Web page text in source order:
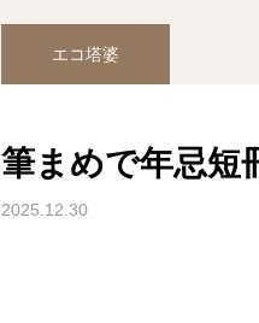
エコ塔婆
筆まめで年忌短
2025.12.30